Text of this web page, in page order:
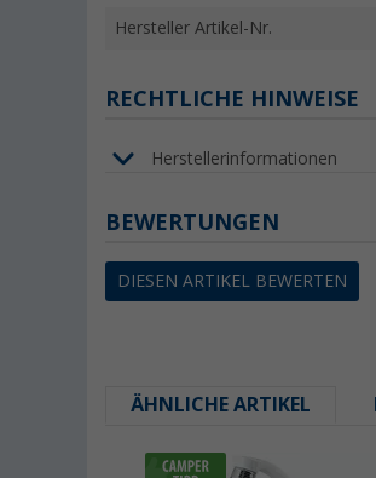
Hersteller Artikel-Nr.
RECHTLICHE HINWEISE
Herstellerinformationen
BEWERTUNGEN
DIESEN ARTIKEL BEWERTEN
ÄHNLICHE ARTIKEL